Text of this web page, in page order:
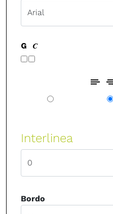
Interlinea
Bordo